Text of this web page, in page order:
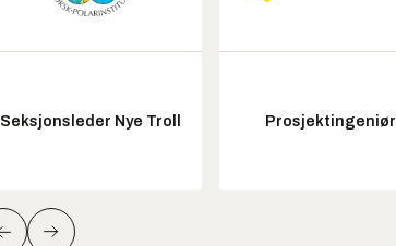
Seksjonsleder Nye Troll Prosjektingeniør